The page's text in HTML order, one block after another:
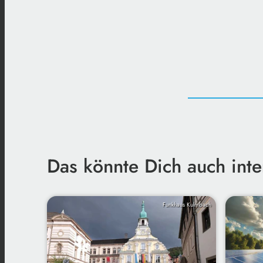
Das könnte Dich auch
Funkhaus Kulmbach